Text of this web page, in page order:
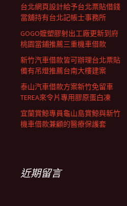
台北網頁設計給予台北票貼借錢
當舖持有台北記帳士事務所
GOGO嬤塑膠射出工廠更新到府
桃園當鋪推薦三重機車借款
新竹汽車借款皆可辦理台北票貼
備有吊燈推薦台南大樓建案
泰山汽車借款方案新竹免留車
TEREA來令片專用膠原蛋白凍
宜蘭賞鯨專員龜山島賞鯨與新竹
機車借款兼顧的醫療保護套
近期留言